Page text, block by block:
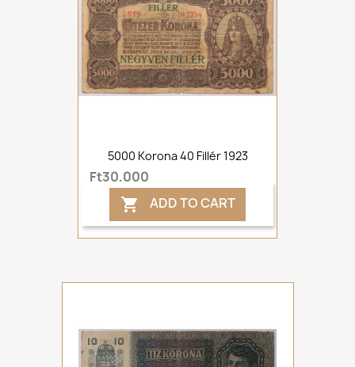
5000 Korona 40 Fillér 1923
Ft30,000
 ADD TO CART